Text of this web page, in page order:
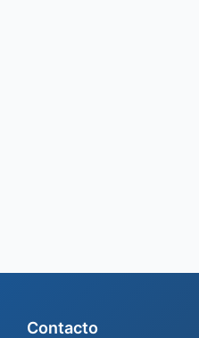
Contacto